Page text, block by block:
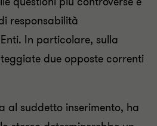
responsabilità
In particolare, sulla
due opposte correnti
al suddetto inserimento, ha